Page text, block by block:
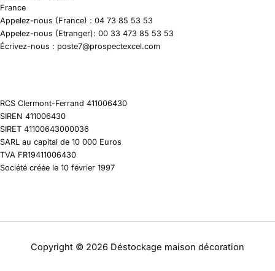
France
Appelez-nous (France) : 04 73 85 53 53
Appelez-nous (Etranger): 00 33 473 85 53 53
Écrivez-nous : poste7@prospectexcel.com
RCS Clermont-Ferrand 411006430
SIREN 411006430
SIRET 41100643000036
SARL au capital de 10 000 Euros
TVA FR19411006430
Société créée le 10 février 1997
Copyright © 2026 Déstockage maison décoration